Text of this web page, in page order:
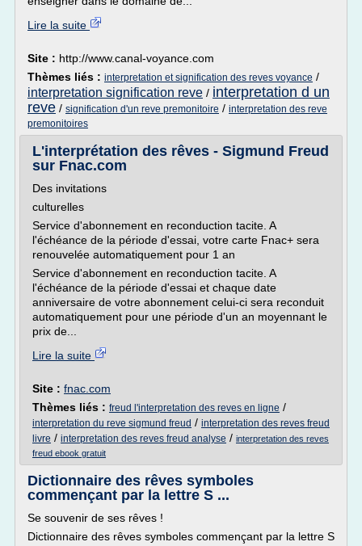
Lire la suite
Site : http://www.canal-voyance.com
Thèmes liés : interpretation et signification des reves voyance /
interpretation signification reve / interpretation d un
reve / signification d'un reve premonitoire / interpretation des reve
premonitoires
L'interprétation des rêves - Sigmund Freud
sur Fnac.com
Des invitations
culturelles
Service d'abonnement en reconduction tacite. A
l'échéance de la période d'essai, votre carte Fnac+ sera
renouvelée automatiquement pour 1 an
Service d'abonnement en reconduction tacite. A
l'échéance de la période d'essai et chaque date
anniversaire de votre abonnement celui-ci sera reconduit
automatiquement pour une période d'un an moyennant le
prix de...
Lire la suite
Site : fnac.com
Thèmes liés : freud l'interpretation des reves en ligne /
interpretation du reve sigmund freud / interpretation des reves freud
livre / interpretation des reves freud analyse / interpretation des reves
freud ebook gratuit
Dictionnaire des rêves symboles
commençant par la lettre S ...
Se souvenir de ses rêves !
Dictionnaire des rêves symboles commençant par la lettre S